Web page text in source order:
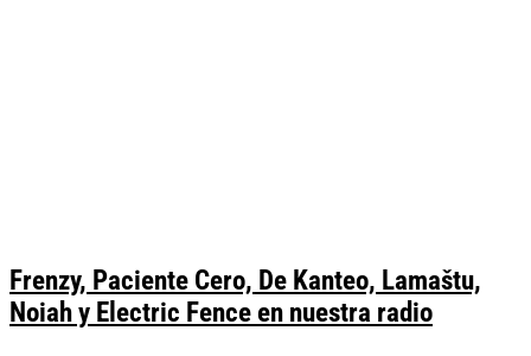
Frenzy, Paciente Cero, De Kanteo, Lamaštu,
Noiah y Electric Fence en nuestra radio